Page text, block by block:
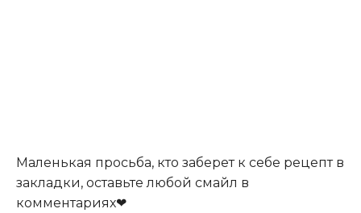
Маленькая просьба, кто заберет к себе рецепт в
закладки, оставьте любой смайл в
комментариях❤